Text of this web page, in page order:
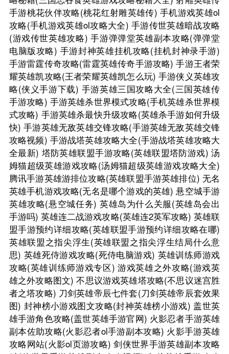
手游桃花伙伴攻略(桃花红射雕英雄传) 手机游戏英雄ol
攻略(手机游戏英雄ol攻略大全) 手游传世英雄暗战攻略
(游戏传世英雄攻略) 手游弹弹堂英雄副本攻略(弹弹堂
电脑版攻略) 手游封神英雄挂机攻略(挂机封神录手游)
手游雷霆传奇攻略(雷霆英雄传奇手游攻略) 手游王者荣
耀英雄凯攻略(王者荣耀英雄凯怎么玩) 手游侠义英雄攻
略(侠义手游下载) 手游英雄三国攻略大全(三国英雄传
手游攻略) 手游英雄杀世界模式攻略(手机英雄杀世界模
式攻略) 手游英雄杀最快升级攻略(英雄杀手游如何升级
快) 手游英雄无敌英雄交锋攻略(手游英雄无敌英雄交锋
攻略视频) 手游战塔英雄攻略大全(手游战塔英雄攻略大
全最新) 塔防英雄联盟手游攻略(英雄联盟塔防游戏) 汤
姆猫超级英雄游戏攻略(汤姆猫超级英雄游戏攻略大全)
腾讯手游英雄游排位攻略(英雄联盟手游英雄排位) 无名
英雄手机游戏攻略(无名是哪个游戏的英雄) 悬空城手游
英雄攻略(悬空城任务) 英雄岛为什么关服(英雄岛会出
手游吗) 英雄连二战游戏攻略(英雄连2英军攻略) 英雄联
盟手游预约详细攻略(英雄联盟手游预约详细攻略在哪)
英雄联盟之指尖浮生(英雄联盟之指尖浮生结局什么意
思) 英雄死侍游戏攻略(死侍电脑游戏) 英雄训练师游戏
攻略(英雄训练师游戏专区) 游戏英雄之外攻略(游戏英
雄之外攻略图文) 不思议游戏英雄塔攻略(不思议迷宫胜
者之塔攻略) 刀剑英雄帝辰七件套(刀剑英雄帝辰套效果
图) 封神榜小游戏图文攻略(封神英雄榜小游戏) 盖世英
雄手游角色攻略(盖世英雄手游官网) 火影忍者手游英雄
副本佐助攻略(火影忍者ol手游副本攻略) 火影手游英雄
攻略网站(火影ol页游攻略) 剑侠世界手游英雄副本攻略